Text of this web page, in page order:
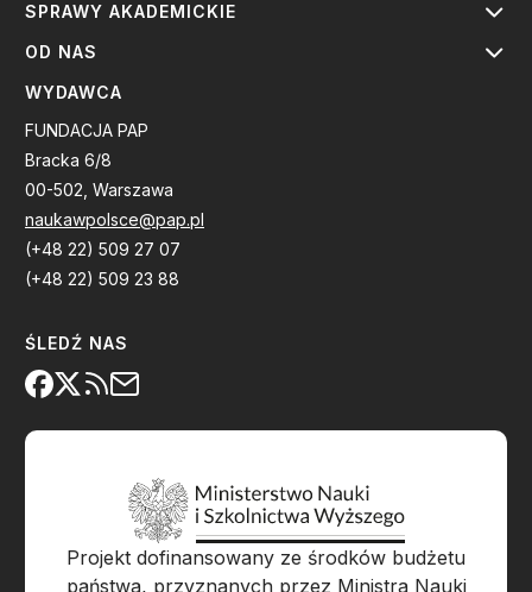
SPRAWY AKADEMICKIE
OD NAS
WYDAWCA
FUNDACJA PAP
Bracka 6/8
00-502, Warszawa
naukawpolsce@pap.pl
(+48 22) 509 27 07
(+48 22) 509 23 88
ŚLEDŹ NAS
Projekt dofinansowany ze środków budżetu
państwa, przyznanych przez Ministra Nauki